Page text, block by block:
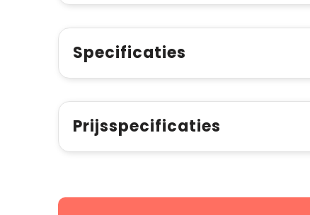
Specificaties
Prijsspecificaties